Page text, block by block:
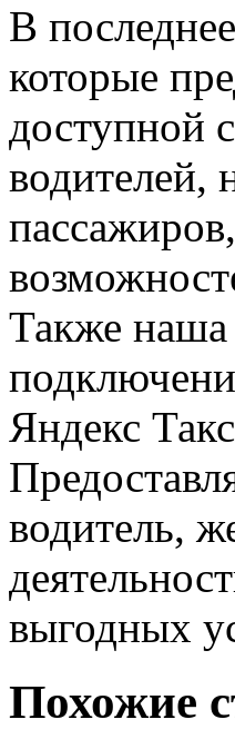
В
которые
доступной
водителей,
Также наша
Яндекс
водитель,
выгодных
Похожие